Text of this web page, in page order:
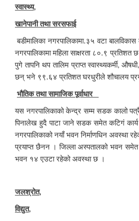
स्वास्थ्य,
खानेपानी तथा सरसफाई
बडीमालिका नगरपालिकामा.३५ वटा
नगरपालिकामा महिला साक्षरता ८०.९
पुगे तापनि थप तालिम प्राप्त स्वास्थ्यकर्मी, औषधी
छन् भने ९९.६४ प्रतिशत घरधुरीले शौचालय
भौतिक तथा सामाजिक पूर्वाधार
यस नगरपालिकाको केन्द्र सम्म सडक कालो
पिनालेख हुदै पाटा जाने सडक समेत कटिगं कार्य
नगरपालिकाको नयाँ भवन निर्माणधिन अवस्था
प्रयाप्त छैनन । जिल्ला अस्पतालको भवन समेत
भवन १४ एउटा रहेको अवस्था छ ।
जलश्रोत,
विद्युत,